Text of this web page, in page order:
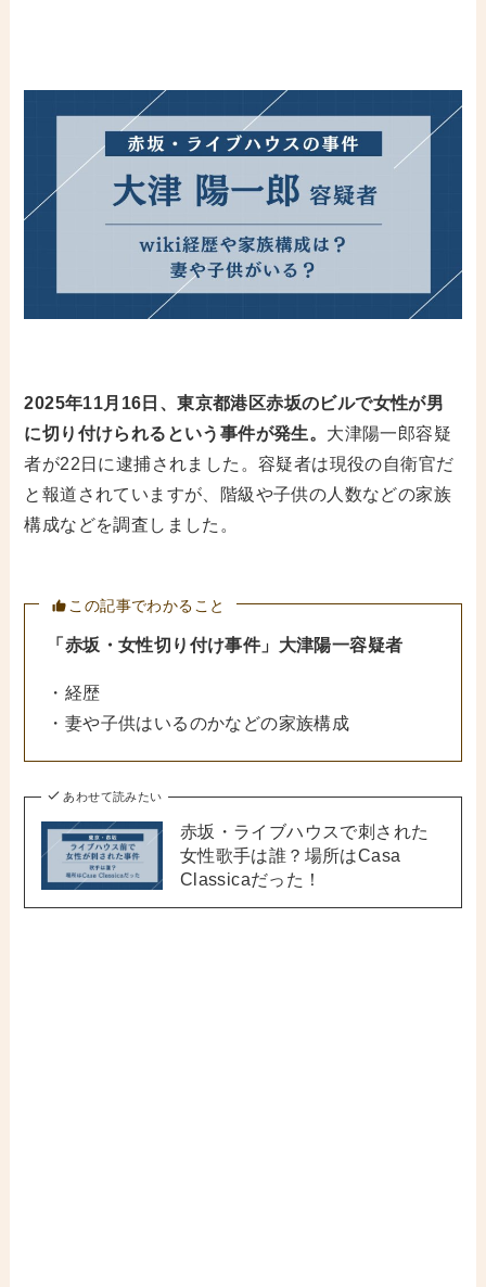
2025年11月16日、東京都港区赤坂のビルで女性が男
に切り付けられるという事件が発生。 大津陽一郎容疑
者が22日に逮捕されました。容疑者は現役の自衛官だ
と報道されていますが、階級や子供の人数などの家族
構成などを調査しました。
この記事でわかること
「赤坂・女性切り付け事件」大津陽一容疑者
・経歴
・妻や子供はいるのかなどの家族構成
あわせて読みたい
赤坂・ライブハウスで刺された
女性歌手は誰？場所はCasa
Classicaだった！